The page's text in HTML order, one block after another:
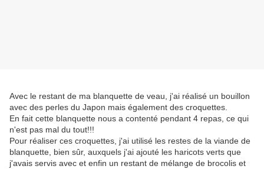
Avec le restant de ma blanquette de veau, j'ai réalisé un bouillon
avec des perles du Japon mais également des croquettes.
En fait cette blanquette nous a contenté pendant 4 repas, ce qui
n'est pas mal du tout!!!
Pour réaliser ces croquettes, j'ai utilisé les restes de la viande de
blanquette, bien sûr, auxquels j'ai ajouté les haricots verts que
j'avais servis avec et enfin un restant de mélange de brocolis et